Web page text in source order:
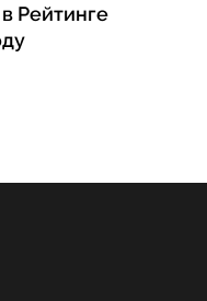
Рейтинге